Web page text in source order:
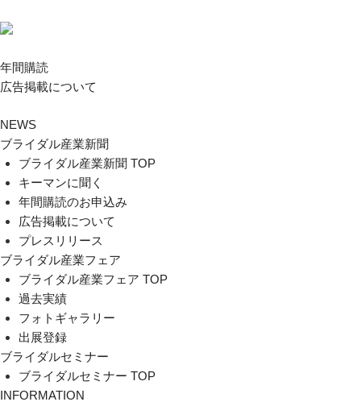
年間購読
広告掲載について
NEWS
ブライダル産業新聞
ブライダル産業新聞 TOP
キーマンに聞く
年間購読のお申込み
広告掲載について
プレスリリース
ブライダル産業フェア
ブライダル産業フェア TOP
過去実績
フォトギャラリー
出展登録
ブライダルセミナー
ブライダルセミナー TOP
INFORMATION